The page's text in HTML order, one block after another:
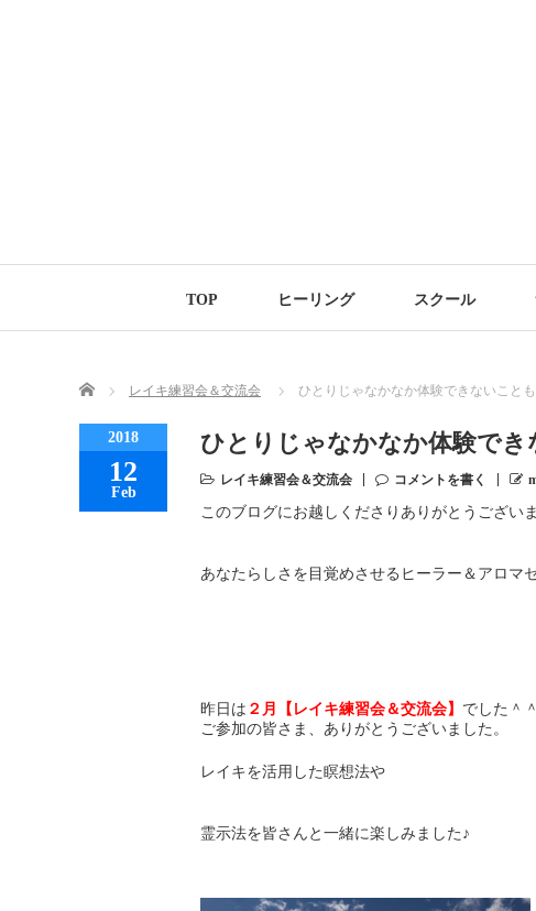
TOP ヒーリング スクール
Home レイキ練習会＆交流会 ひとりじゃなかなか体験できないことも
2018
12
Feb
ひとりじゃなかなか体験でき
レイキ練習会＆交流会 コメントを書く
このブログにお越しくださりありがとうございま
あなたらしさを目覚めさせるヒーラー＆アロマ
昨日は ２月【レイキ練習会＆交流会】 でした＾＾
ご参加の皆さま、ありがとうございました。
レイキを活用した瞑想法や
霊示法を皆さんと一緒に楽しみました♪